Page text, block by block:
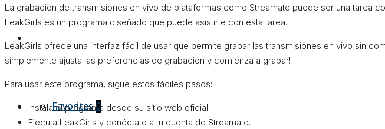
Favorites0
La grabación de transmisiones en vivo de plataformas como Streamate puede ser una tarea
LeakGirls es un programa diseñado que puede asistirte con esta tarea.
LeakGirls ofrece una interfaz fácil de usar que permite grabar las transmisiones en vivo sin
simplemente ajusta las preferencias de grabación y comienza a grabar!
Para usar este programa, sigue estos fáciles pasos:
Instala el programa desde su sitio web oficial.
Ejecuta LeakGirls y conéctate a tu cuenta de Streamate.